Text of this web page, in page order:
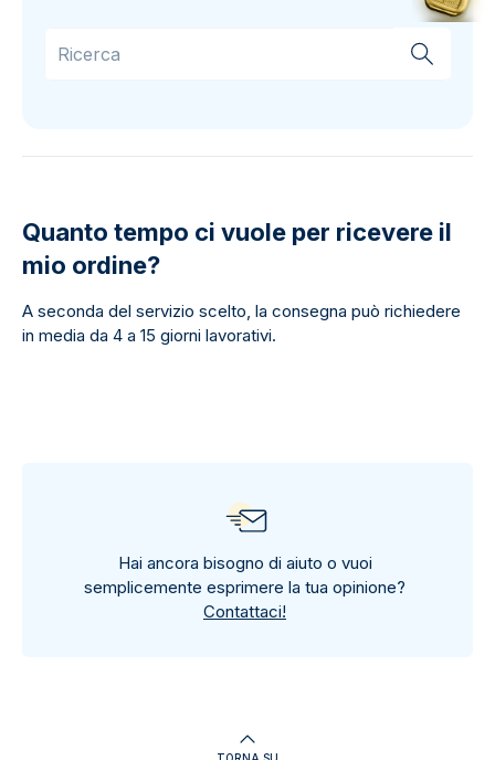
Quanto tempo ci vuole per ricevere il
mio ordine?
A seconda del servizio scelto, la consegna può richiedere
in media da 4 a 15 giorni lavorativi.
Hai ancora bisogno di aiuto o vuoi
semplicemente esprimere la tua opinione?
Contattaci!